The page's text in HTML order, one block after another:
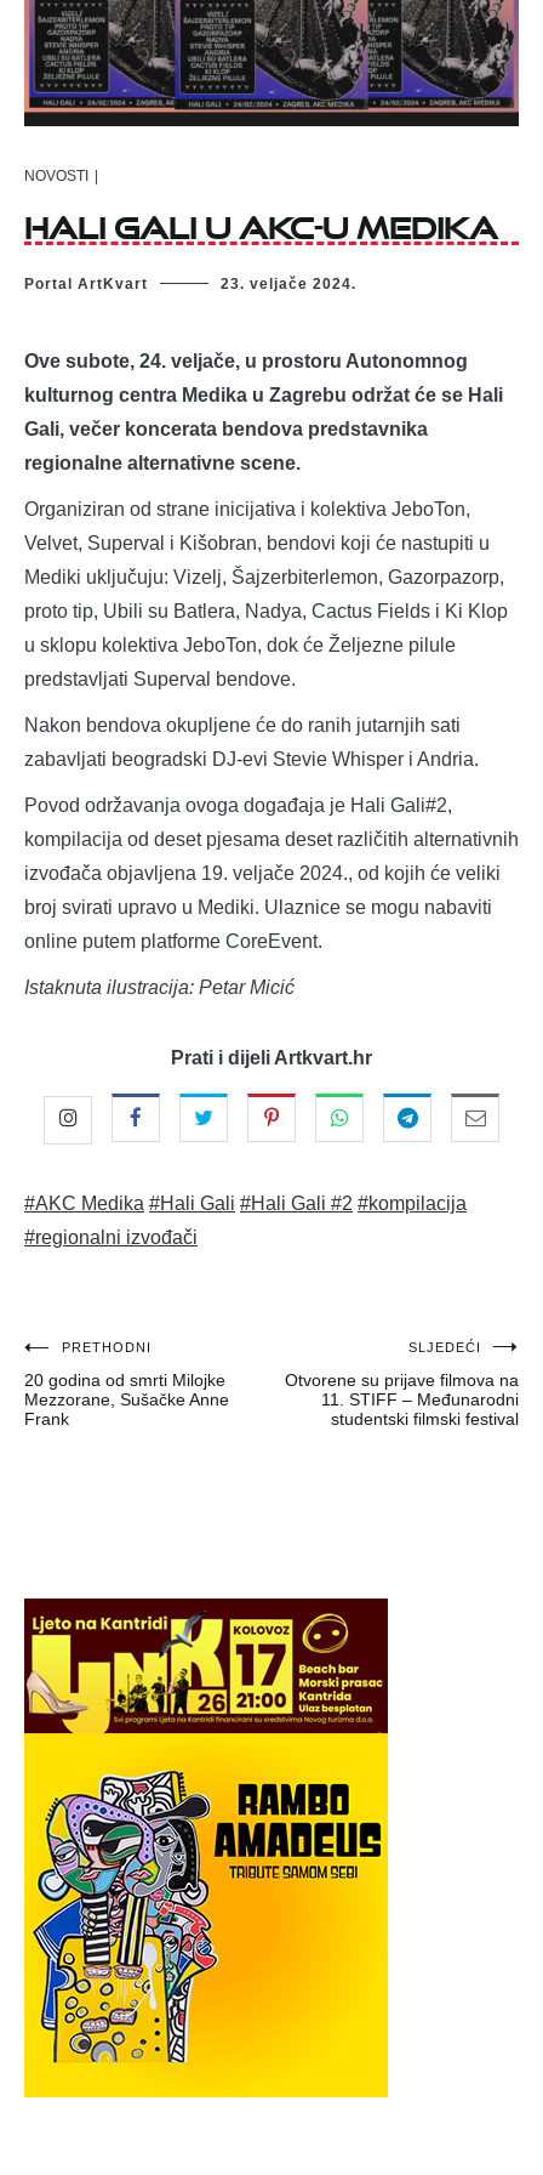
NOVOSTI |
Hali Gali u AKC-u Medika
Portal ArtKvart 23. veljače 2024.
Ove subote, 24. veljače, u prostoru Autonomnog
kulturnog centra Medika u Zagrebu održat će se Hali
Gali, večer koncerata bendova predstavnika
regionalne alternativne scene.
Organiziran od strane inicijativa i kolektiva JeboTon,
Velvet, Superval i Kišobran, bendovi koji će nastupiti u
Mediki uključuju: Vizelj, Šajzerbiterlemon, Gazorpazorp,
proto tip, Ubili su Batlera, Nadya, Cactus Fields i Ki Klop
u sklopu kolektiva JeboTon, dok će Željezne pilule
predstavljati Superval bendove.
Nakon bendova okupljene će do ranih jutarnjih sati
zabavljati beogradski DJ-evi Stevie Whisper i Andria.
Povod održavanja ovoga događaja je Hali Gali#2,
kompilacija od deset pjesama deset različitih alternativnih
izvođača objavljena 19. veljače 2024., od kojih će veliki
broj svirati upravo u Mediki. Ulaznice se mogu nabaviti
online putem platforme CoreEvent.
Istaknuta ilustracija: Petar Micić
Prati i dijeli Artkvart.hr
#AKC Medika #Hali Gali #Hali Gali #2 #kompilacija
#regionalni izvođači
Navigacija
objava
PRETHODNI
20 godina od smrti Milojke
Mezzorane, Sušačke Anne
Frank
SLJEDEĆI
Otvorene su prijave filmova na
11. STIFF – Međunarodni
studentski filmski festival